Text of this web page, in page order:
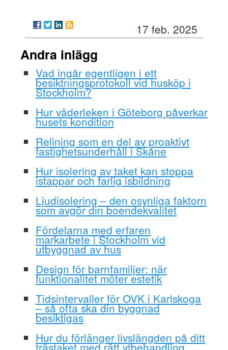
17 feb. 2025
Andra inlägg
Vad ingår egentligen i ett
besiktningsprotokoll vid husköp i
Stockholm?
Hur väderleken i Göteborg påverkar
husets kondition
Relining som en del av proaktivt
fastighetsunderhåll i Skåne
Hur isolering av taket kan stoppa
istappar och farlig isbildning
Ljudisolering – den osynliga faktorn
som avgör din boendekvalitet
Fördelarna med erfaren
markarbete i Stockholm vid
utbyggnad av hus
Design för barnfamiljer: när
funktionalitet möter estetik
Tidsintervaller för OVK i Karlskoga
– så ofta ska din byggnad
besiktigas
Hur du förlänger livslängden på ditt
trästaket med rätt ytbehandling